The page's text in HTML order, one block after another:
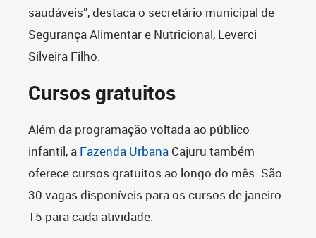
saudáveis”, destaca o secretário municipal de
Segurança Alimentar e Nutricional, Leverci
Silveira Filho.
Cursos gratuitos
Além da programação voltada ao público
infantil, a Fazenda Urbana Cajuru também
oferece cursos gratuitos ao longo do mês. São
30 vagas disponíveis para os cursos de janeiro -
15 para cada atividade.